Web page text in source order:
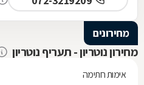
מחירונים
מחירון נוטריון - תעריף נוטריון
אימות חתימה